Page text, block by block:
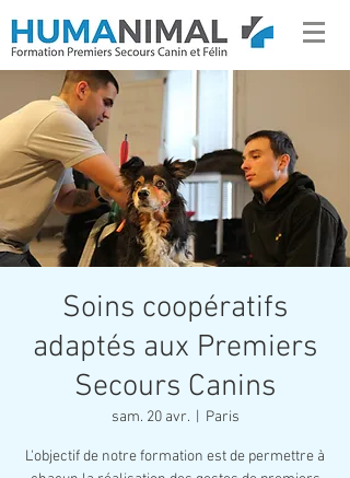
Soins coopératifs
adaptés aux Premiers
Secours Canins
sam. 20 avr.
  |
Paris
L'objectif de notre formation est de permettre à